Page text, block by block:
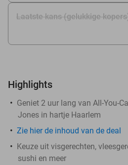
Laatste kans (gelukkige
Highlights
Geniet 2 uur lang van All-You-
Jones in hartje Haarlem
Zie hierde inhoud van de deal
Keuze uit visgerechten,
sushi en meer